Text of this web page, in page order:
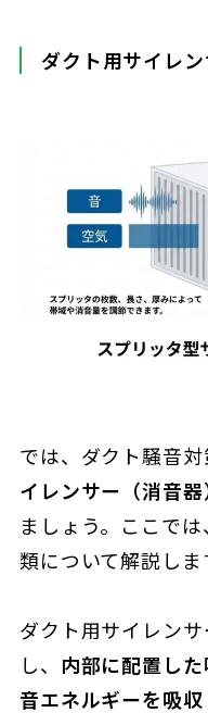
ダクト用サイレ
では、ダクト騒音
イレンサー（消音器
ましょう。ここで
類について解説しま
ダクト用サイレン
し、 内部に配置し
音エネルギーを吸